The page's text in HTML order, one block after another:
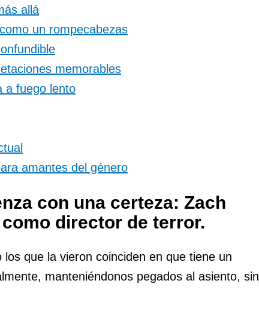
allá
un rompecabezas
memorables
a fuego lento
amantes del género
con una certeza: Zach
director de terror.
que la vieron coinciden en que tiene un
manteniéndonos pegados al asiento, sin